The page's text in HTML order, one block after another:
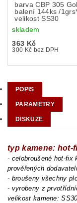
barva CBP 305
balení 144ks /
velikost SS30
skladem
363 Kč
300 Kč bez DPH
POPIS
PARAMETRY
DISKUZE
typ kamene: hot-
- celobroušené hot-fix
prověřených
- broušeny všechny
- vyrobeny z
velikost kamene: